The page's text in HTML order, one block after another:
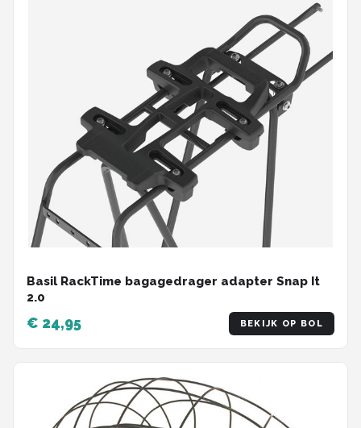
Basil RackTime bagagedrager adapter Snap It
2.0
€ 24,95 BEKIJK OP BOL